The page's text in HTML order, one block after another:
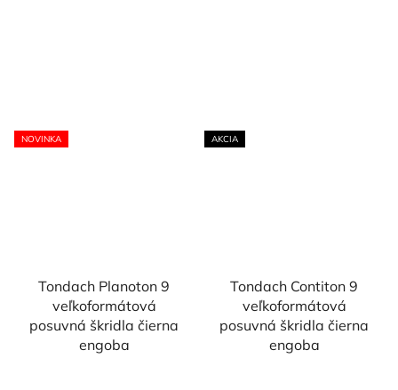
NOVINKA
Tondach Planoton 9
veľkoformátová
posuvná škridla čierna
engoba
AKCIA
Tondach Contiton 9
veľkoformátová
posuvná škridla čierna
engoba